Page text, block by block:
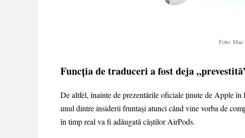
Foto: Mac
Funcția de traduceri a fost deja
De altfel, înainte de prezentările oficiale ținute de Apple
unul dintre insiderii fruntași atunci când vine vorba de
în timp real va fi adăugată căștilor AirPods.